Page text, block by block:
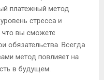
платежный метод
стресса и
что вы сможете
обязательства. Всегда
метод повлияет на
в будущем.